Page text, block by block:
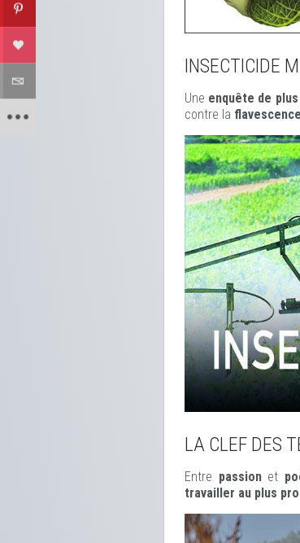
INSECTICIDE
Une enquête de
contre la
LA CLEF DES
Entre passionet
travailler au plus